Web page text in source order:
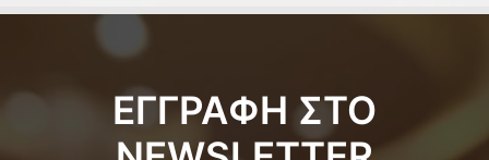
ΕΓΓΡΑΦΗ ΣΤΟ